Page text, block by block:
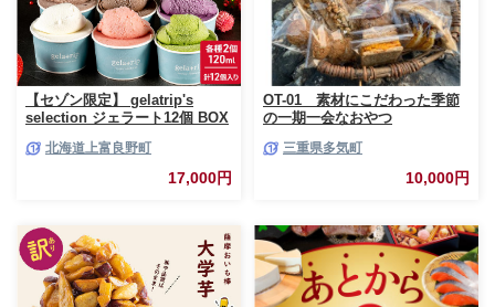
【セゾン限定】 gelatrip's
selection ジェラート12個 BOX
スクリーム ジェラート デザー
ト ギフト 贈呈 贈り物 ミルク
生乳 牛乳 お菓子 スイーツ 冷凍
北海道上富良野町
17,000円
OT-01 素材にこだわった季節
の一期一会なおやつ
三重県多気町
10,000円